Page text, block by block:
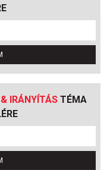
IRÁNYÍTÁSTÉMA